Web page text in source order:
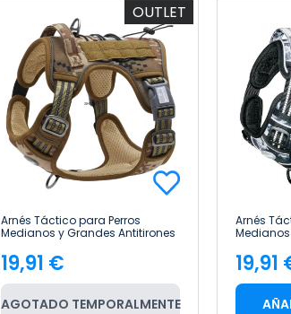
OUTLET
Arnés Táctico para Perros
Medianos y Grandes Antitirones
L Glückpet
Precio
19,91 €
AGOTADO TEMPORALMENTE
Arnés
L Glückpet
19,91